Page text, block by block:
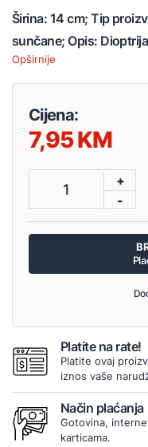
Širina: 14 cm; Tip
sunčane; Opis:
Opširnije
Cijena:
7,95
1
+
-
Platite na rate!
Platite ovaj
iznos vaše
Način plaćanja
Gotovina,
karticama.